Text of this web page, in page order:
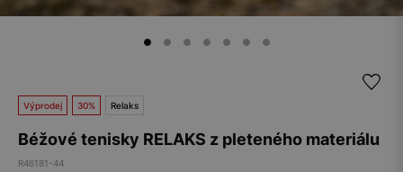
Výprodej 30% Relaks
Béžové tenisky RELAKS z pleteného materiálu
R46181-44